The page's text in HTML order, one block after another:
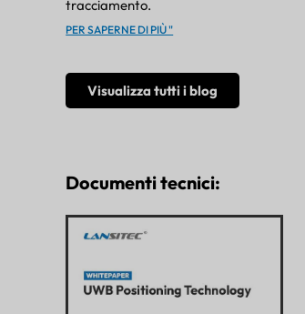
tracciamento.
PER SAPERNE DI PIÙ "
Visualizza tutti i blog
Documenti tecnici: